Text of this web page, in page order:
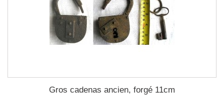
Gros cadenas ancien, forgé 11cm